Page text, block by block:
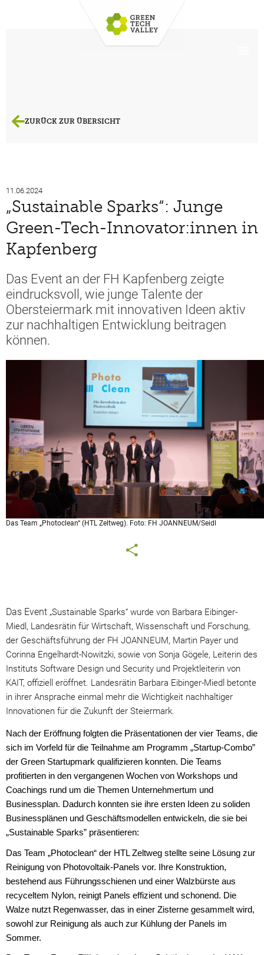
ZURÜCK ZUR ÜBERSICHT
11.06.2024
„Sustainable Sparks“: Junge
Green-Tech-Innovator:innen in
Kapfenberg
Das Event an der FH Kapfenberg zeigte
eindrucksvoll, wie junge Talente der
Obersteiermark mit innovativen Ideen aktiv
zur nachhaltigen Entwicklung beitragen
können.
Das Team „Photoclean“ (HTL Zeltweg). Foto: FH JOANNEUM/Seidl
Das Event „Sustainable Sparks“ wurde von Barbara Eibinger-
Miedl, Landesrätin für Wirtschaft, Wissenschaft und Forschung,
der Geschäftsführung der FH JOANNEUM, Martin Payer und
Corinna Engelhardt-Nowitzki, sowie von Sonja Gögele, Leiterin des
Instituts Software Design und Security und Projektleiterin von
KAIT, offiziell eröffnet. Landesrätin Barbara Eibinger-Miedl betonte
in ihrer Ansprache einmal mehr die Wichtigkeit nachhaltiger
Innovationen für die Zukunft der Steiermark.
Nach der Eröffnung folgten die Präsentationen der vier Teams, die
sich im Vorfeld für die Teilnahme am Programm „Startup-Combo”
der Green Startupmark qualifizieren konnten. Die Teams
profitierten in den vergangenen Wochen von Workshops und
Coachings rund um die Themen Unternehmertum und
Businessplan. Dadurch konnten sie ihre ersten Ideen zu soliden
Businessplänen und Geschäftsmodellen entwickeln, die sie bei
„Sustainable Sparks” präsentieren:
Das Team „Photoclean“ der HTL Zeltweg stellte seine Lösung zur
Reinigung von Photovoltaik-Panels vor. Ihre Konstruktion,
bestehend aus Führungsschienen und einer Walzbürste aus
recyceltem Nylon, reinigt Panels effizient und schonend. Die
Walze nutzt Regenwasser, das in einer Zisterne gesammelt wird,
sowohl zur Reinigung als auch zur Kühlung der Panels im
Sommer.